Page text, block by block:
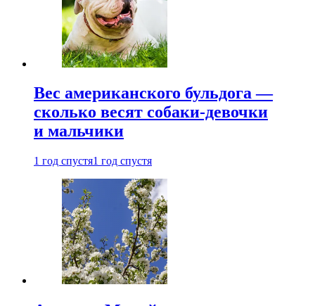
Вес американского бульдога —
сколько весят собаки-девочки
и мальчики
1 год спустя1 год спустя